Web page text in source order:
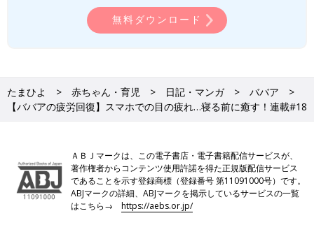
無料ダウンロード
たまひよ 赤ちゃん・育児 日記・マンガ
ババア
【ババアの疲労回復】スマホでの目の疲れ…寝る前に癒す！連載#18
ＡＢＪマークは、この電子書店・電子書籍配信サービスが、
著作権者からコンテンツ使用許諾を得た正規版配信サービス
であることを示す登録商標（登録番号 第11091000号）です。
ABJマークの詳細、ABJマークを掲示しているサービスの一覧
はこちら→https://aebs.or.jp/